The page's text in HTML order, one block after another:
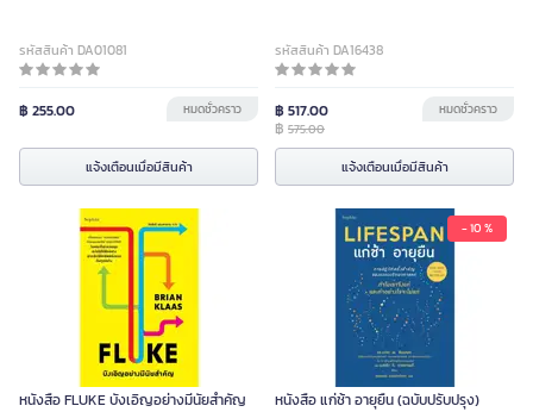
รหัสสินค้า DA01081
฿ 255.00 หมดชั่วคราว
แจ้งเตือนเมื่อมีสินค้า
รหัสสินค้า DA16438
฿ 517.00
฿ 575.00
หมดชั่วคราว
แจ้งเตือนเมื่อมีสินค้า
หนังสือ FLUKE บังเอิญอย่างมีนัยสำคัญ
- 10 %
หนังสือ แก่ช้า อายุยืน (ฉบับปรับปรุง)